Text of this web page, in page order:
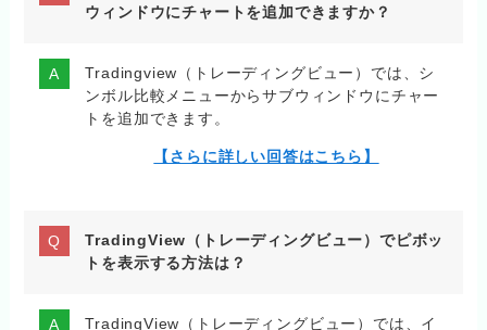
ウィンドウにチャートを追加できますか？
Tradingview（トレーディングビュー）では、シ
ンボル比較メニューからサブウィンドウにチャー
トを追加できます。
【さらに詳しい回答はこちら】
TradingView（トレーディングビュー）でピボッ
トを表示する方法は？
TradingView（トレーディングビュー）では、イ